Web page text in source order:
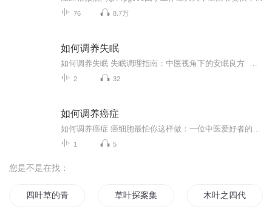
76 8.7万
如何调养失眠
2 32
如何调养癌症
1 5
您是不是在找：
四叶草的青春年华 草叶探案集 木叶之四代的影子